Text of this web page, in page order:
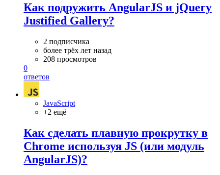
Как подружить AngularJS и jQuery
Justified Gallery?
2 подписчика
более трёх лет назад
208 просмотров
0
ответов
JavaScript
+2 ещё
Как сделать плавную прокрутку в
Chrome используя JS (или модуль
AngularJS)?